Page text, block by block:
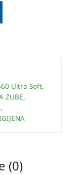
Ultra Soft,
ZUBE,
,
(0)